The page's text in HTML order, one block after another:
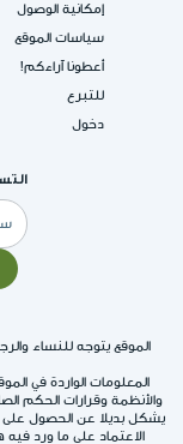
إمكانية الوصول
سياسات الموقع
أعطونا آراءكم!
للتبرع
دخول
البريد
الموقع يتوجه للنساء
المعلومات الواردة في
والأنظمة وقرارات الحكم
يشكل بديلا عن الحصول على
الاعتماد على ما ورد